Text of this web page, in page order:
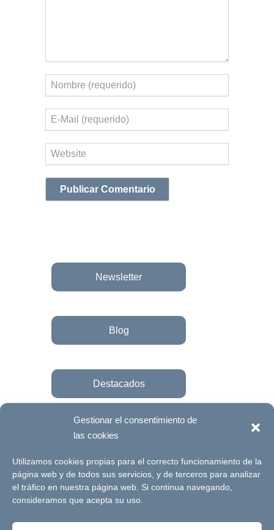
Gestionar el consentimiento de
las cookies
Utilizamos cookies propias para el correcto funcionamiento de la
página web y de todos sus servicios, y de terceros para analizar
el tráfico en nuestra página web. Si continua navegando,
consideramos que acepta su uso.
Nombre
Correo
electrónico
Web
Newsletter
Blog
Destacados
Únete a la fundación
© Futuro Singular Córdoba 2017. Web
desarrollada por